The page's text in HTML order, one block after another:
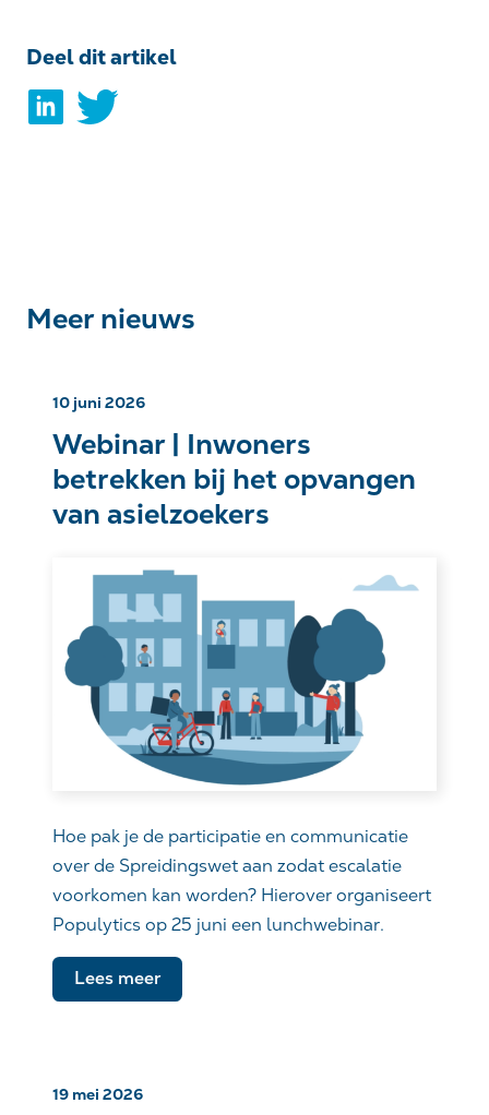
Deel dit artikel
Meer nieuws
10 juni 2026
Webinar | Inwoners
betrekken bij het opvangen
van asielzoekers
Hoe pak je de participatie en communicatie
over de Spreidingswet aan zodat escalatie
voorkomen kan worden? Hierover organiseert
Populytics op 25 juni een lunchwebinar.
Lees meer
19 mei 2026